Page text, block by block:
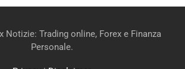
Notizie: Trading online, Forex e Finanza
Personale.